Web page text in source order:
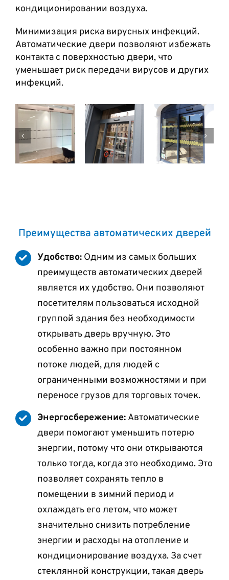
кондиционировании воздуха.
Минимизация риска вирусных инфекций.
Автоматические двери позволяют избежать
контакта с поверхностью двери, что
уменьшает риск передачи вирусов и других
инфекций.
Преимущества автоматических дверей
Удобство: Одним из самых больших
преимуществ автоматических дверей
является их удобство. Они позволяют
посетителям пользоваться исходной
группой здания без необходимости
открывать дверь вручную. Это
особенно важно при постоянном
потоке людей, для людей с
ограниченными возможностями и при
переносе грузов для торговых точек.
Энергосбережение: Автоматические
двери помогают уменьшить потерю
энергии, потому что они открываются
только тогда, когда это необходимо. Это
позволяет сохранять тепло в
помещении в зимний период и
охлаждать его летом, что может
значительно снизить потребление
энергии и расходы на отопление и
кондиционирование воздуха. За счет
стеклянной конструкции, такая дверь